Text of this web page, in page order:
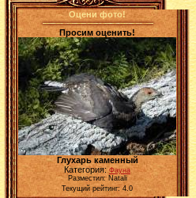
Оцени фото!
Просим оценить!
Глухарь каменный
Категория:Фауна
Разместил: Natali
Текущий рейтинг: 4.0